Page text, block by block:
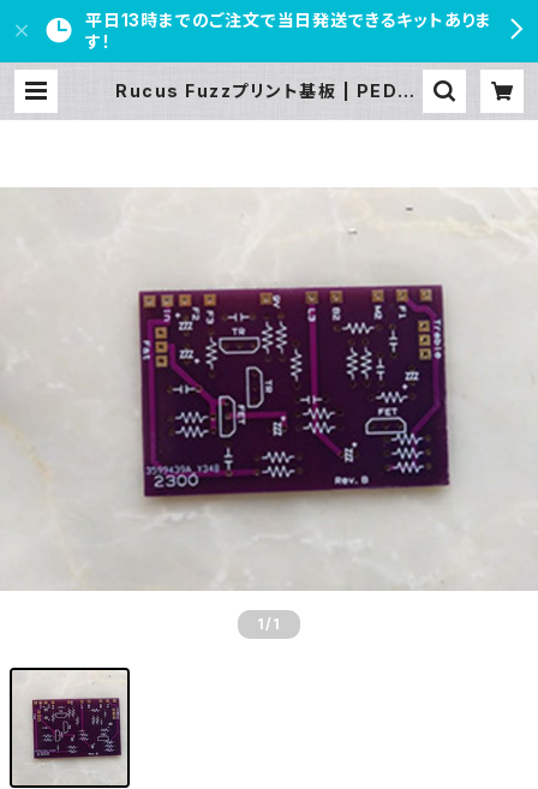
平日13時までのご注文で当日発送できるキットありま
す！
Rucus Fuzzプリント基板 | PEDAL
1 /1